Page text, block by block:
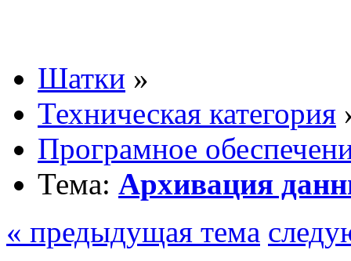
Шатки »
Техническая категория
Програмное
Тема: Архивация
« предыдущая тема